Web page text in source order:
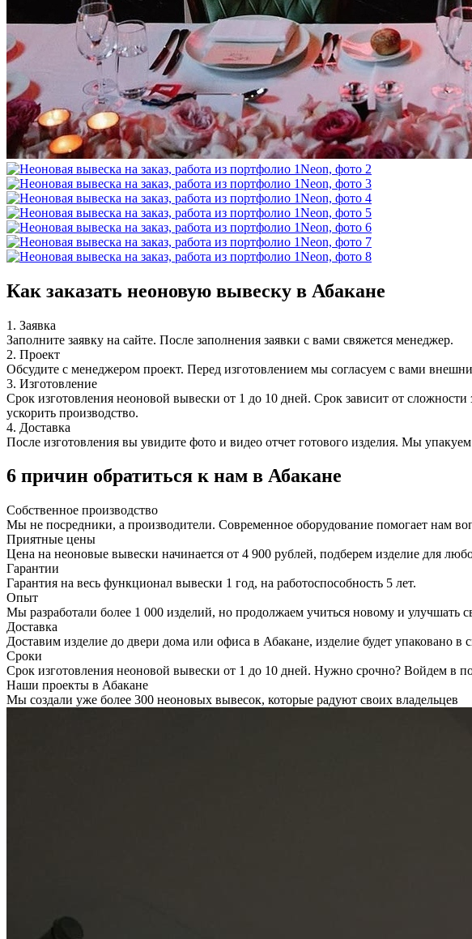
Как заказать неоновую вывеску в Абакане
1. Заявка
Заполните заявку на сайте. После заполнения заявки с вами свяжется менеджер.
2. Проект
Обсудите с менеджером проект. Перед изготовлением мы согласуем с вами
3. Изготовление
Срок изготовления неоновой вывески от 1 до 10 дней. Срок зависит от
ускорить производство.
4. Доставка
После изготовления вы увидите фото и видео отчет готового изделия. Мы
6 причин обратиться к нам в Абакане
Собственное производство
Мы не посредники, а производители. Современное оборудование помогает нам
Приятные цены
Цена на неоновые вывески начинается от 4 900 рублей, подберем изделие для
Гарантии
Гарантия на весь функционал вывески 1 год, на работоспособность 5 лет.
Опыт
Мы разработали более 1 000 изделий, но продолжаем учиться новому и улучшать
Доставка
Доставим изделие до двери дома или офиса в Абакане, изделие будет упаковано в
Сроки
Срок изготовления неоновой вывески от 1 до 10 дней. Нужно срочно? Войдем в
Наши проекты в Абакане
Мы создали уже более 300 неоновых вывесок, которые радуют своих владельцев